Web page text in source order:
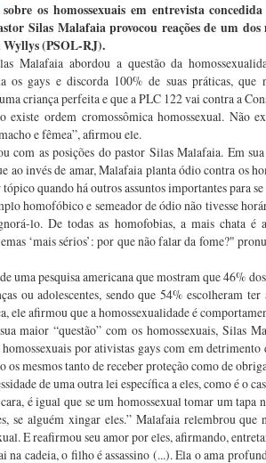
os homossexuais em entrevista
Silas Malafaia provocou reações de um dos
Wyllys (PSOL-RJ).
Malafaia abordou a questão da
os gays e discorda 100% de suas práticas, que
criança perfeita e que a PLC 122 vai contra a
existe ordem cromossômica homossexual. Não
e fêmea”, afirmou ele.
com as posições do pastor Silas Malafaia. Em
ao invés de amar, Malafaia planta ódio contra os
quando há outros assuntos importantes para
homofóbico e semeador de ódio não tivesse
lo. De todas as homofobias, a mais chata é
‘mais sérios’: por que não falar da fome?"
uma pesquisa americana que mostram que 46%
ou adolescentes, sendo que 54% escolheram
ele afirmou que a homossexualidade é
maior “questão” com os homossexuais, Silas
por ativistas gays com em
os mesmos tanto de receber proteção como de
de uma outra lei específica a eles, como é o
é igual que se um homossexual tomar um tapa
se alguém xingar eles.” Malafaia relembrou que
E reafirmou seu amor por eles, afirmando,
na cadeia, o filho é assassino (...). Ela o ama